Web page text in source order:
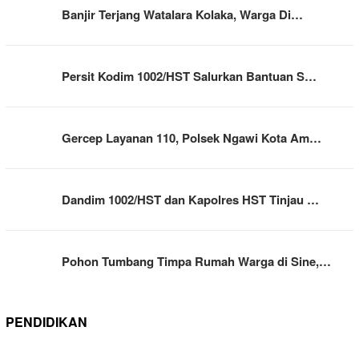
Banjir Terjang Watalara Kolaka, Warga Di…
Persit Kodim 1002/HST Salurkan Bantuan S…
Gercep Layanan 110, Polsek Ngawi Kota Am…
Dandim 1002/HST dan Kapolres HST Tinjau …
Pohon Tumbang Timpa Rumah Warga di Sine,…
PENDIDIKAN